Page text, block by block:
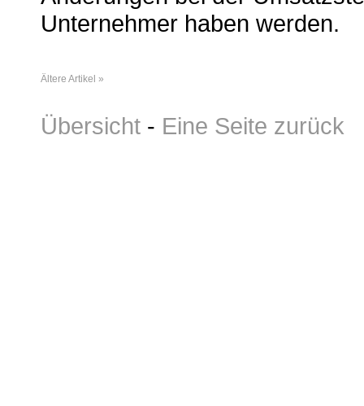
Unternehmer haben werden.
Ältere Artikel »
Übersicht - Eine Seite zurück